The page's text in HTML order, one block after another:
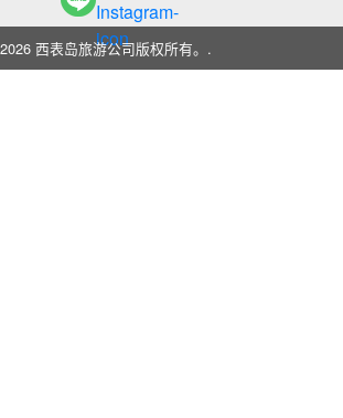
西表岛旅游公司版权所有。.